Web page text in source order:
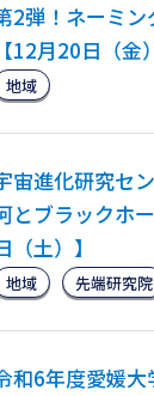
2弾！ネーミ
【12月20日（金
地域
宙進化研究セ
とブラックホ
（土）】
地域 先端研究院
和6年度愛媛